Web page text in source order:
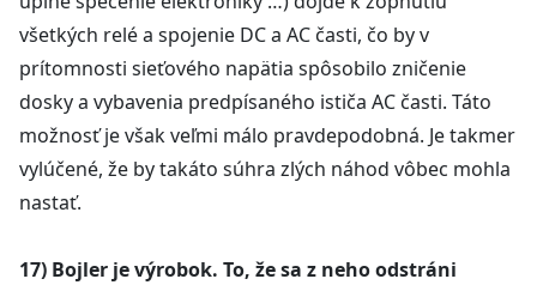
všetkých relé a spojenie DC a AC časti, čo by v
prítomnosti sieťového napätia spôsobilo zničenie
dosky a vybavenia predpísaného ističa AC časti. Táto
možnosť je však veľmi málo pravdepodobná. Je takmer
vylúčené, že by takáto súhra zlých náhod vôbec mohla
nastať.
17) Bojler je výrobok. To, že sa z neho odstráni